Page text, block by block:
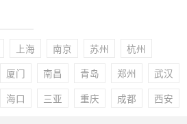
上海 南京 苏州 杭州
厦门 南昌 青岛 郑州 武汉
海口 三亚 重庆 成都 西安